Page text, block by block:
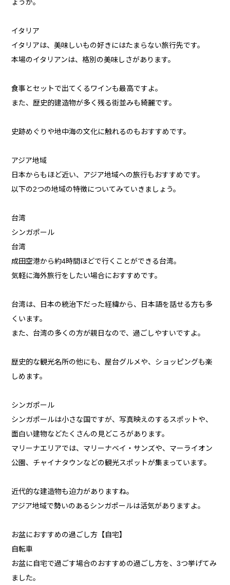
ょうか。
イタリア
イタリアは、美味しいもの好きにはたまらない旅行先です。
本場のイタリアンは、格別の美味しさがあります。
食事とセットで出てくるワインも最高ですよ。
また、歴史的建造物が多く残る街並みも綺麗です。
史跡めぐりや地中海の文化に触れるのもおすすめです。
アジア地域
日本からもほど近い、アジア地域への旅行もおすすめです。
以下の2つの地域の特徴についてみていきましょう。
台湾
シンガポール
台湾
成田空港から約4時間ほどで行くことができる台湾。
気軽に海外旅行をしたい場合におすすめです。
台湾は、日本の統治下だった経緯から、日本語を話せる方も多
くいます。
また、台湾の多くの方が親日なので、過ごしやすいですよ。
歴史的な観光名所の他にも、屋台グルメや、ショッピングも楽
しめます。
シンガポール
シンガポールは小さな国ですが、写真映えのするスポットや、
面白い建物などたくさんの見どころがあります。
マリーナエリアでは、マリーナベイ・サンズや、マーライオン
公園、チャイナタウンなどの観光スポットが集まっています。
近代的な建造物も迫力がありますね。
アジア地域で勢いのあるシンガポールは活気がありますよ。
お盆におすすめの過ごし方【自宅】
自転車
お盆に自宅で過ごす場合のおすすめの過ごし方を、3つ挙げてみ
ました。